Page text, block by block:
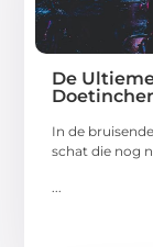
De
In de
schat die nog